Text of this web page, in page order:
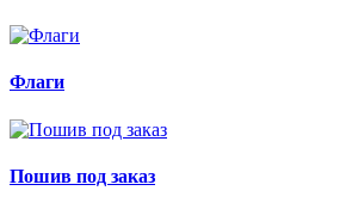
Флаги
Пошив под заказ